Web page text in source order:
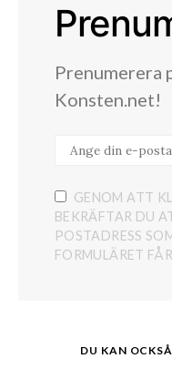
Prenumerera
Konsten.net!
GENOM ATT
BEKRÄFTAR DU
POSTADRESS
FORMULÄRET
DU KAN